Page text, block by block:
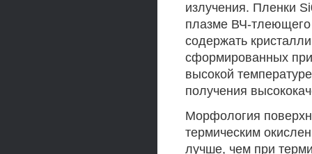
излучения. Пленки
плазме ВЧ-
содержать
сформированных при
высокой
получения
Морфология
термическим
лучше, чем при